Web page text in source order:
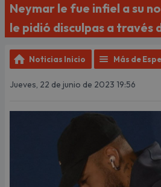
Neymar le fue infiel a su
le pidió disculpas a través
Noticias Inicio Más de
Jueves, 22 de junio de 2023 19:56